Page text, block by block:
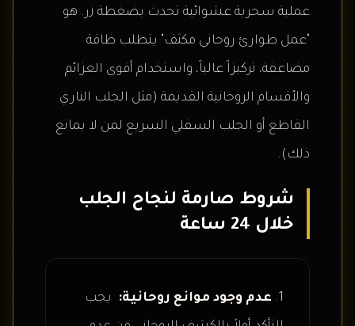
عملية سحرية عشوائية تحدث بضغطة زر. هو
"عمل طوارئ روحاني مكثف" يتطلب طاقة
مضاعفة، تركيزاً عالياً، واستخدام أقوى العزائم
والأقسام الروحانية القديمة (مثل الجلب الناري
القاطع أو الجلب السفلي السريع لمن لا يمانع
ذلك).
شروط صارمة لنجاح الجلب
خلال 24 ساعة
عدم وجود موانع روحانية:
يجب